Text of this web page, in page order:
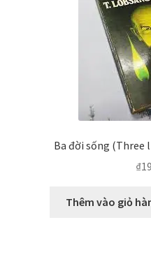
Ba đời sống (Three
₫
Thêm vào giỏ